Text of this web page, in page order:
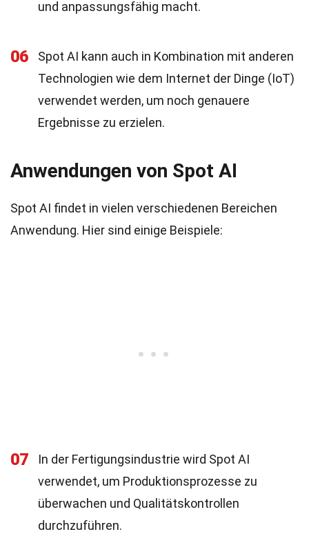
und anpassungsfähig macht.
06
Spot AI kann auch in Kombination mit anderen
Technologien wie dem Internet der Dinge (IoT)
verwendet werden, um noch genauere
Ergebnisse zu erzielen.
Anwendungen von Spot AI
Spot AI findet in vielen verschiedenen Bereichen
Anwendung. Hier sind einige Beispiele:
07
In der Fertigungsindustrie wird Spot AI
verwendet, um Produktionsprozesse zu
überwachen und Qualitätskontrollen
durchzuführen.